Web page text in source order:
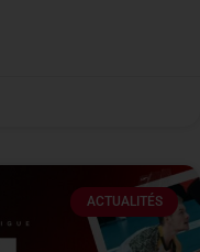
ACTUALITÉS